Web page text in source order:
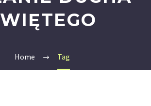
Home Tag